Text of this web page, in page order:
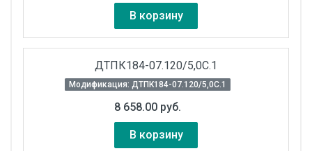
В корзину
ДТПК184-07.120/5,0С.1
Модификация: ДТПК184-07.120/5,0С.1
8 658.00 руб.
В корзину